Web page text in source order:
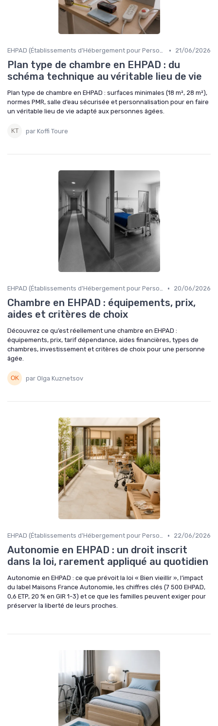
EHPAD (Établissements d'Hébergement pour Personnes Âgées Dépendantes) • 21/06/2026
Plan type de chambre en EHPAD : du
schéma technique au véritable lieu de vie
Plan type de chambre en EHPAD : surfaces minimales (18 m², 28 m²),
normes PMR, salle d’eau sécurisée et personnalisation pour en faire
un véritable lieu de vie adapté aux personnes âgées.
par Koffi Toure
EHPAD (Établissements d'Hébergement pour Personnes Âgées Dépendantes) • 20/06/2026
Chambre en EHPAD : équipements, prix,
aides et critères de choix
Découvrez ce qu’est réellement une chambre en EHPAD :
équipements, prix, tarif dépendance, aides financières, types de
chambres, investissement et critères de choix pour une personne
âgée.
par Olga Kuznetsov
EHPAD (Établissements d'Hébergement pour Personnes Âgées Dépendantes) • 22/06/2026
Autonomie en EHPAD : un droit inscrit
dans la loi, rarement appliqué au quotidien
Autonomie en EHPAD : ce que prévoit la loi « Bien vieillir », l’impact
du label Maisons France Autonomie, les chiffres clés (7 500 EHPAD,
0,6 ETP, 20 % en GIR 1-3) et ce que les familles peuvent exiger pour
préserver la liberté de leurs proches.